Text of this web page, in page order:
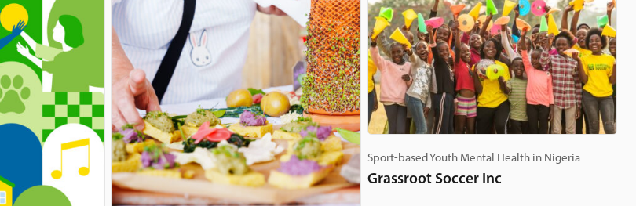
Sport-based Youth Mental Health in Nigeria
Grassroot Soccer Inc